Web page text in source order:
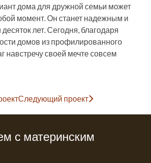
дома для дружной семьи может
момент. Он станет надежным и
лет. Сегодня, благодаря
домов из профилированного
навстречу своей мечте совсем
Следующий проект
с материнским